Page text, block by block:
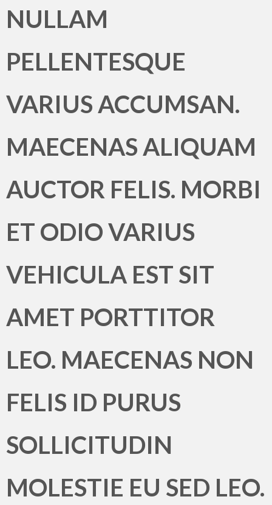
NULLAM
PELLENTESQUE
VARIUS ACCUMSAN.
MAECENAS ALIQUAM
AUCTOR FELIS. MORBI
ET ODIO VARIUS
VEHICULA EST SIT
AMET PORTTITOR
LEO. MAECENAS NON
FELIS ID PURUS
SOLLICITUDIN
MOLESTIE EU SED LEO.